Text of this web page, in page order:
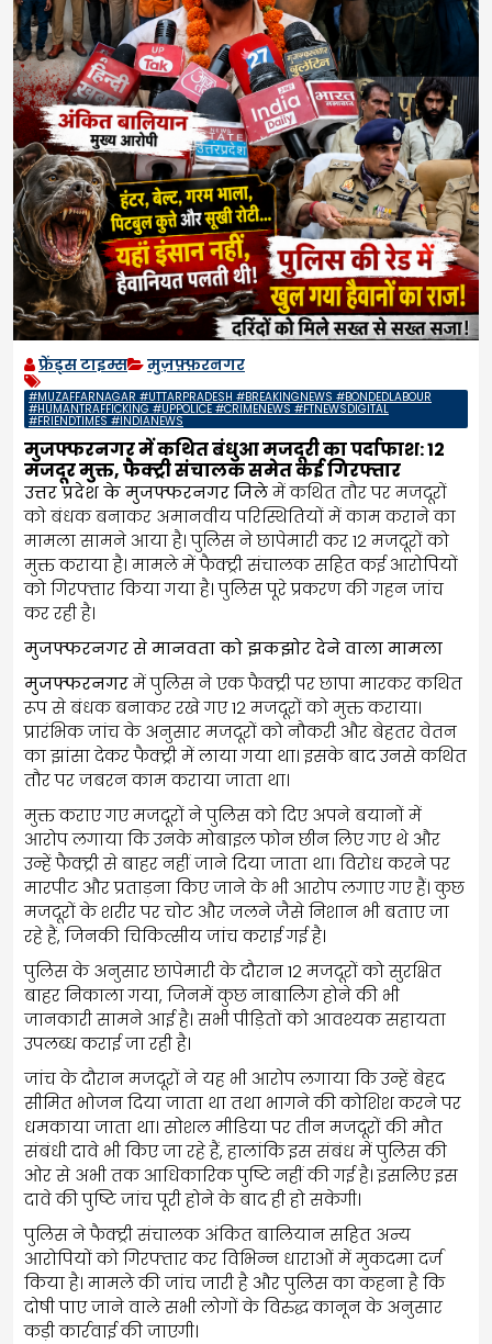
फ्रेंड्स टाइम्स मुज़फ़्फ़रनगर
#MUZAFFARNAGAR #UTTARPRADESH #BREAKINGNEWS #BONDEDLABOUR
#HUMANTRAFFICKING #UPPOLICE #CRIMENEWS #FTNEWSDIGITAL
#FRIENDTIMES #INDIANEWS
मुजफ्फरनगर में कथित बंधुआ मजदूरी का पर्दाफाश: 12
मजदूर मुक्त, फैक्ट्री संचालक समेत कई गिरफ्तार
उत्तर प्रदेश के मुजफ्फरनगर जिलेमें कथित तौर पर मजदूरों
को बंधक बनाकर अमानवीय परिस्थितियों में काम कराने का
मामला सामने आया है। पुलिस ने छापेमारी कर 12 मजदूरों को
मुक्त कराया है। मामले में फैक्ट्री संचालक सहित कई आरोपियों
को गिरफ्तार किया गया है। पुलिस पूरे प्रकरण की गहन जांच
कर रही है।
मुजफ्फरनगर से मानवता को झकझोर देने वाला मामला
मुजफ्फरनगरमें पुलिस ने एक फैक्ट्री पर छापा मारकर कथित
रूप से बंधक बनाकर रखे गए 12 मजदूरों को मुक्त कराया।
प्रारंभिक जांच के अनुसार मजदूरों को नौकरी और बेहतर वेतन
का झांसा देकर फैक्ट्री में लाया गया था। इसके बाद उनसे कथित
तौर पर जबरन काम कराया जाता था।
मुक्त कराए गए मजदूरों ने पुलिस को दिए अपने बयानों में
आरोप लगाया कि उनके मोबाइल फोन छीन लिए गए थे और
उन्हें फैक्ट्री से बाहर नहीं जाने दिया जाता था। विरोध करने पर
मारपीट और प्रताड़ना किए जाने के भी आरोप लगाए गए हैं। कुछ
मजदूरों के शरीर पर चोट और जलने जैसे निशान भी बताए जा
रहे हैं, जिनकी चिकित्सीय जांच कराई गई है।
पुलिस के अनुसार छापेमारी के दौरान 12 मजदूरों को सुरक्षित
बाहर निकाला गया, जिनमें कुछ नाबालिग होने की भी
जानकारी सामने आई है। सभी पीड़ितों को आवश्यक सहायता
उपलब्ध कराई जा रही है।
जांच के दौरान मजदूरों ने यह भी आरोप लगाया कि उन्हें बेहद
सीमित भोजन दिया जाता था तथा भागने की कोशिश करने पर
धमकाया जाता था। सोशल मीडिया पर तीन मजदूरों की मौत
संबंधी दावे भी किए जा रहे हैं, हालांकि इस संबंध में पुलिस की
ओर से अभी तक आधिकारिक पुष्टि नहीं की गई है। इसलिए इस
दावे की पुष्टि जांच पूरी होने के बाद ही हो सकेगी।
पुलिस ने फैक्ट्री संचालक अंकित बालियान सहित अन्य
आरोपियों को गिरफ्तार कर विभिन्न धाराओं में मुकदमा दर्ज
किया है। मामले की जांच जारी है और पुलिस का कहना है कि
दोषी पाए जाने वाले सभी लोगों के विरुद्ध कानून के अनुसार
कड़ी कार्रवाई की जाएगी।